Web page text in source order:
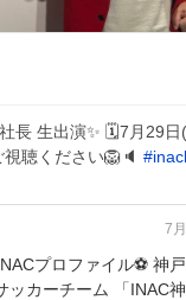
長 生出演✨ 🗓️7月29日
視聴ください🦁🔈 #
7
ファイル⚽️ 神戸を拠点に活
ッカーチーム 「INAC